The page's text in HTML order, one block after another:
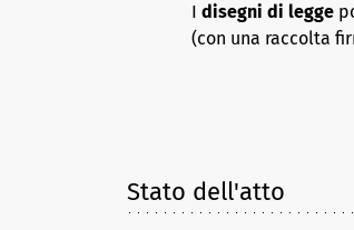
I disegni di legge
(con una raccolta
Stato dell'atto